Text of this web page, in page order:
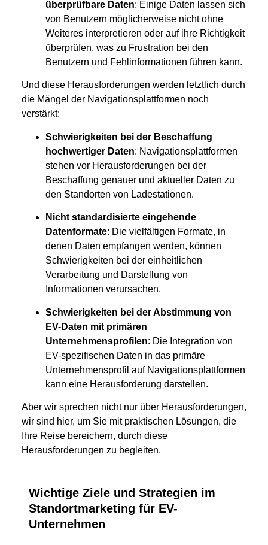
überprüfbare Daten: Einige Daten lassen sich
von Benutzern möglicherweise nicht ohne
Weiteres interpretieren oder auf ihre Richtigkeit
überprüfen, was zu Frustration bei den
Benutzern und Fehlinformationen führen kann.
Und diese Herausforderungen werden letztlich durch
die Mängel der Navigationsplattformen noch
verstärkt:
Schwierigkeiten bei der Beschaffung
hochwertiger Daten: Navigationsplattformen
stehen vor Herausforderungen bei der
Beschaffung genauer und aktueller Daten zu
den Standorten von Ladestationen.
Nicht standardisierte eingehende
Datenformate: Die vielfältigen Formate, in
denen Daten empfangen werden, können
Schwierigkeiten bei der einheitlichen
Verarbeitung und Darstellung von
Informationen verursachen.
Schwierigkeiten bei der Abstimmung von
EV-Daten mit primären
Unternehmensprofilen: Die Integration von
EV-spezifischen Daten in das primäre
Unternehmensprofil auf Navigationsplattformen
kann eine Herausforderung darstellen.
Aber wir sprechen nicht nur über Herausforderungen,
wir sind hier, um Sie mit praktischen Lösungen, die
Ihre Reise bereichern, durch diese
Herausforderungen zu begleiten.
Wichtige Ziele und Strategien im
Standortmarketing für EV-
Unternehmen